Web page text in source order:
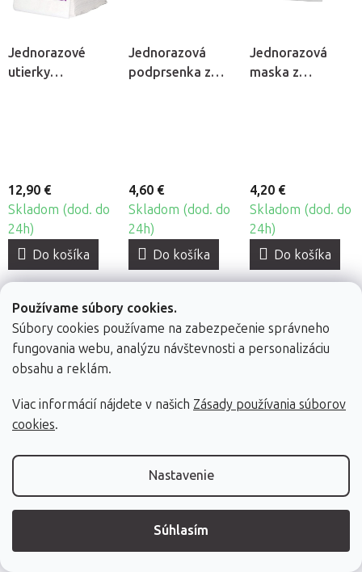
Používame súbory cookies.
Súbory cookies používame na zabezpečenie správneho
fungovania webu, analýzu návštevnosti a personalizáciu
obsahu a reklám.
Viac informácií nájdete v našich Zásady používania súborov
cookies.
Nastavenie
Súhlasím
Jednorazové
utierky
12,90 €
Skladom (dod. do
24h)
Do košíka
Jednorazová
podprsenka z
4,60 €
Skladom (dod. do
24h)
Do košíka
Jednorazová
maska z
4,20 €
Skladom (dod. do
24h)
Do košíka
Jednorazová
kozmetická
netkanej textílie
Skladom (dod. do
Jednorazové
6,90 €
Skladom (dod. do
Kozmetická fólia
Skladom (dod. do